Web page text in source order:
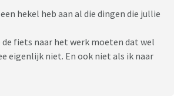
hekel heb aan al die dingen die jullie
fiets naar het werk moeten dat wel
eigenlijk niet. En ook niet als ik naar